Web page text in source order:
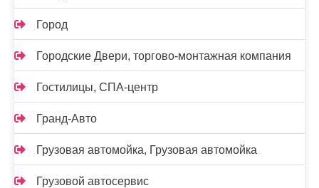
Город
Городские Двери, торгово-монтажная компания
Гостилицы, СПА-центр
Гранд-Авто
Грузовая автомойка, Грузовая автомойка
Грузовой автосервис